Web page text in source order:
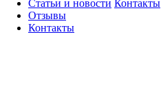
Статьи и новости
Отзывы
Контакты
Контакты